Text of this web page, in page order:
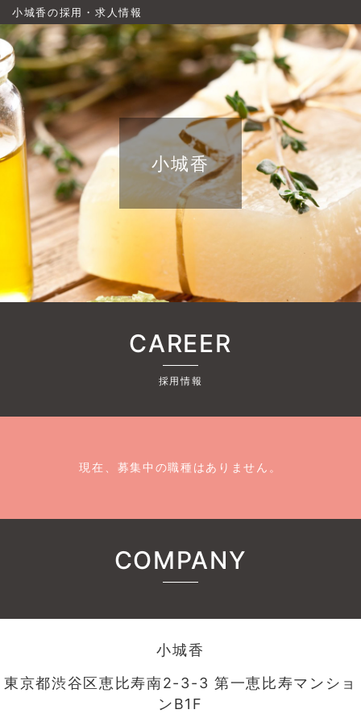
小城香の採用・求人情報
小城香
CAREER
採用情報
現在、募集中の職種はありません。
COMPANY
小城香
東京都渋谷区恵比寿南2-3-3 第一恵比寿マンショ
ンB1F